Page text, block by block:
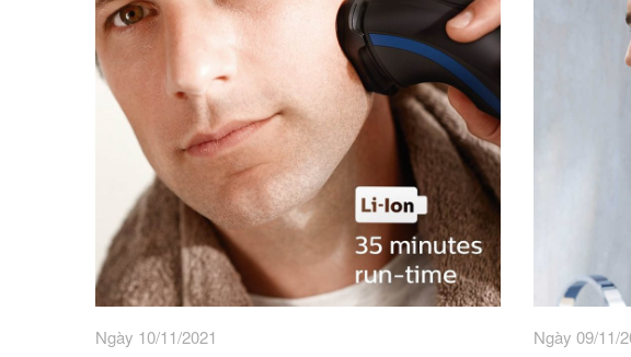
Ngày 10/11/2021 Ngày 09/11/